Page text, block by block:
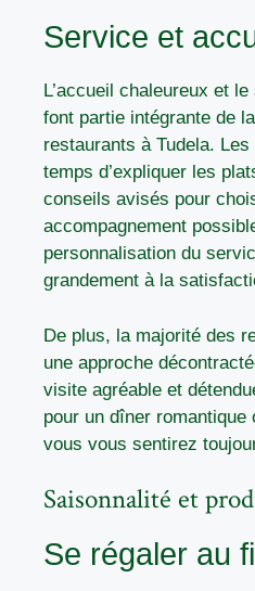
Service et
L’accueil chaleureux et
font partie intégrante de
restaurants à Tudela.
temps d’expliquer les
conseils avisés pour
accompagnement
personnalisation du
grandement à la
De plus, la majorité des
une approche
visite agréable et
pour un dîner romantique
vous vous sentirez
Saisonnalité et
Se régaler au